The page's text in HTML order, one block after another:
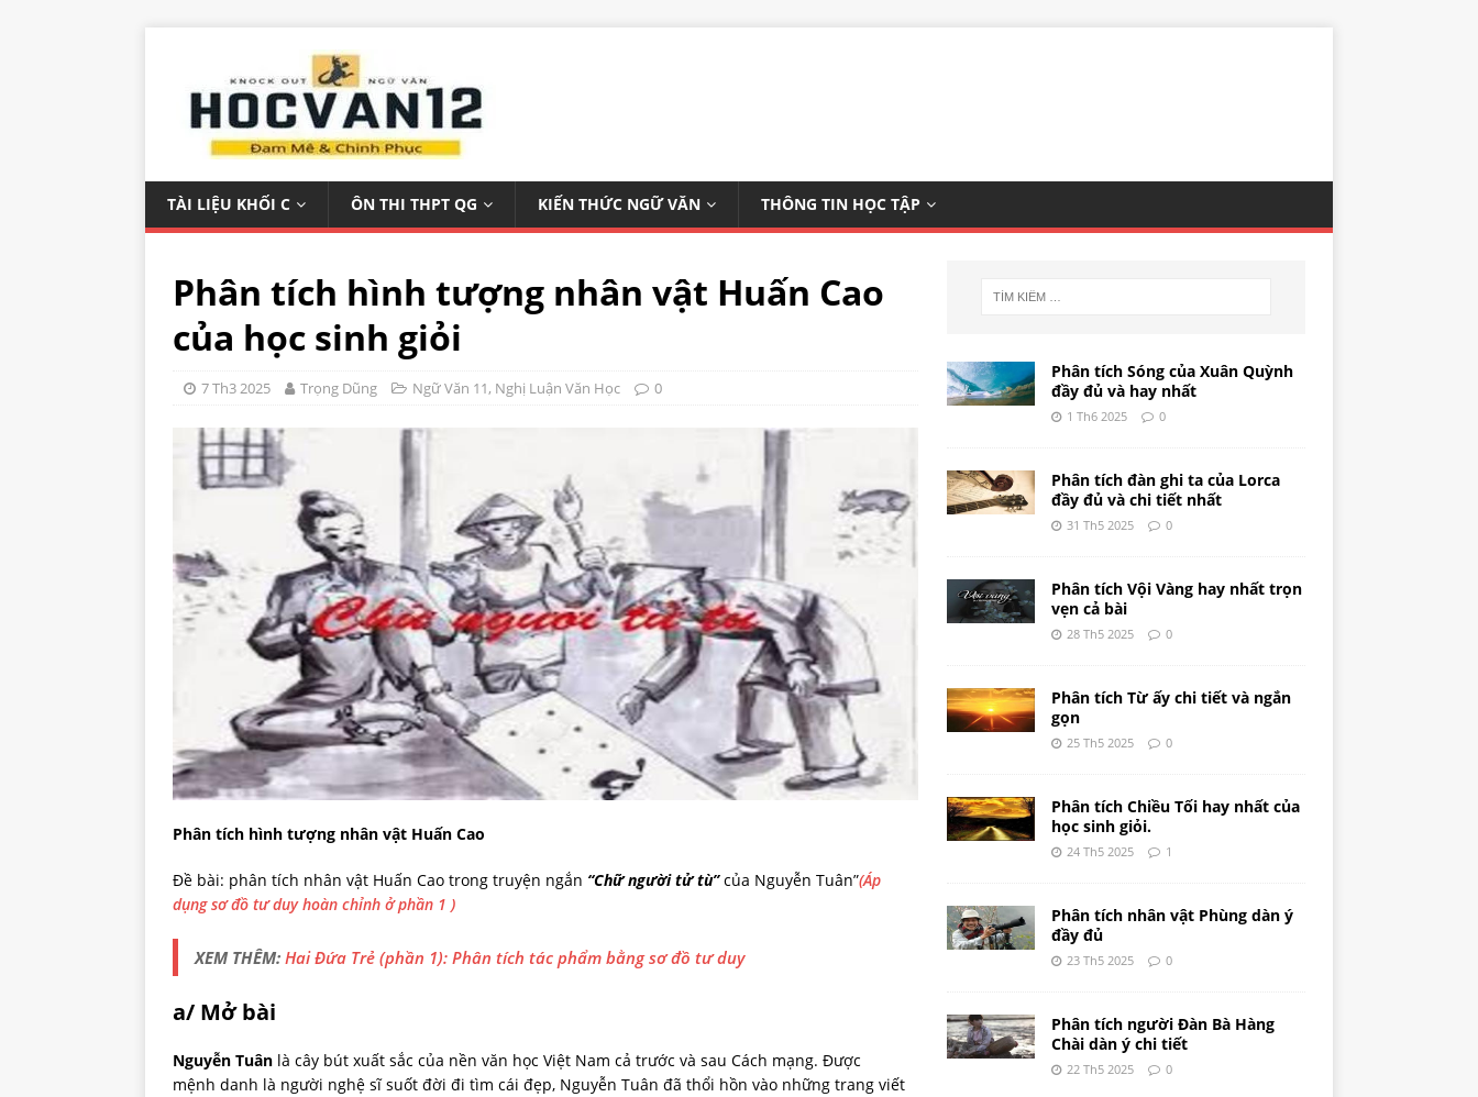
TÀI LIỆU KHỐI C ÔN THI THPT QG KIẾN THỨC NGỮ VĂN THÔNG TIN HỌC TẬP
Phân tích hình tượng nhân vật Huấn Cao
của học sinh giỏi
7 Th3 2025 Trọng Dũng Ngữ Văn 11, Nghị Luận Văn Học 0
Phân tích hình tượng nhân vật Huấn Cao
Đề bài: phân tích nhân vật Huấn Cao trong truyện ngắn “Chữ người tử tù”của Nguyễn Tuân”(Áp
dụng sơ đồ tư duy hoàn chỉnh ở phần 1 )
XEM THÊM: Hai Đứa Trẻ (phần 1): Phân tích tác phẩm bằng sơ đồ tư duy
a/ Mở bài
Nguyễn Tuân là cây bút xuất sắc của nền văn học Việt Nam cả trước và sau Cách mạng. Được
mệnh danh là người nghệ sĩ suốt đời đi tìm cái đẹp, Nguyễn Tuân đã thổi hồn vào những trang viết
Phân tích Sóng của Xuân Quỳnh
đầy đủ và hay nhất
1 Th6 2025 0
Phân tích đàn ghi ta của Lorca
đầy đủ và chi tiết nhất
31 Th5 2025 0
Phân tích Vội Vàng hay nhất trọn
vẹn cả bài
28 Th5 2025 0
Phân tích Từ ấy chi tiết và ngắn
gọn
25 Th5 2025 0
Phân tích Chiều Tối hay nhất của
học sinh giỏi.
24 Th5 2025 1
Phân tích nhân vật Phùng dàn ý
đầy đủ
23 Th5 2025 0
Phân tích người Đàn Bà Hàng
Chài dàn ý chi tiết
22 Th5 2025 0